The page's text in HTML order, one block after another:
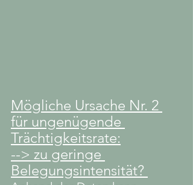
Mögliche Ursache Nr. 2
für ungenügende
Trächtigkeitsrate:
--> zu geringe
Belegungsintensität?